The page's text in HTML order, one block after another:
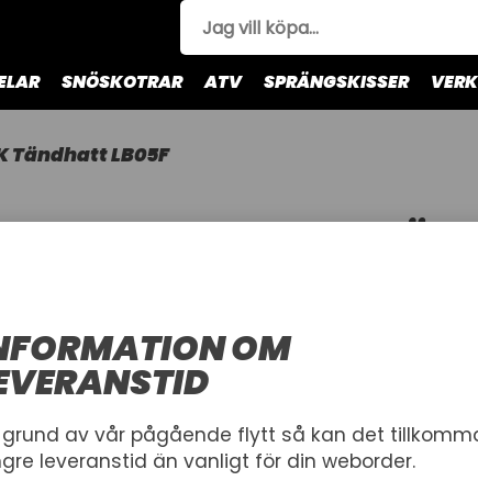
SNÖSKOTRAR ATV SPRÄNGSKISSER
Tändhatt LB05F
NGK
1002959
Inkl. moms
I lager
OM
grund av vår pågående flytt så kan det
leveranstid än vanligt för din weborder.